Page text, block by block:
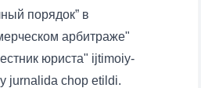
порядок” в
арбитраже"
юриста" ijtimoiy-
jurnalida chop etildi.